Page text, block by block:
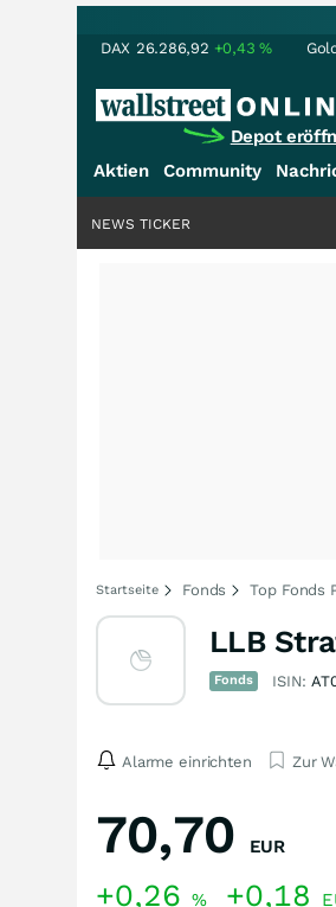
DAX 26.286,92 +0,43%
Depot
Aktien Community
NEWS TICKER
Startseite Fonds Top Fonds
LLB
Fonds ISIN:
Alarme einrichten Zur
70,70 EUR
+0,26 % +0,18